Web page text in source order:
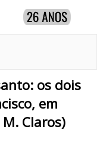
os dois
em
Claros)